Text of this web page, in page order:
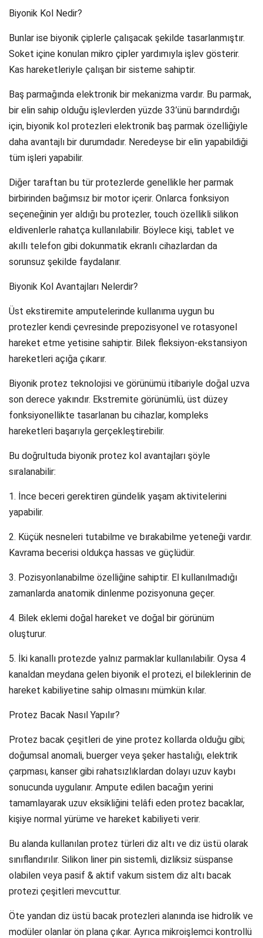
Biyonik Kol Nedir?
Bunlar ise biyonik çiplerle çalışacak şekilde tasarlanmıştır.
Soket içine konulan mikro çipler yardımıyla işlev gösterir.
Kas hareketleriyle çalışan bir sisteme sahiptir.
Baş parmağında elektronik bir mekanizma vardır. Bu parmak,
bir elin sahip olduğu işlevlerden yüzde 33’ünü barındırdığı
için, biyonik kol protezleri elektronik baş parmak özelliğiyle
daha avantajlı bir durumdadır. Neredeyse bir elin yapabildiği
tüm işleri yapabilir.
Diğer taraftan bu tür protezlerde genellikle her parmak
birbirinden bağımsız bir motor içerir. Onlarca fonksiyon
seçeneğinin yer aldığı bu protezler, touch özellikli silikon
eldivenlerle rahatça kullanılabilir. Böylece kişi, tablet ve
akıllı telefon gibi dokunmatik ekranlı cihazlardan da
sorunsuz şekilde faydalanır.
Biyonik Kol Avantajları Nelerdir?
Üst ekstiremite amputelerinde kullanıma uygun bu
protezler kendi çevresinde prepozisyonel ve rotasyonel
hareket etme yetisine sahiptir. Bilek fleksiyon-ekstansiyon
hareketleri açığa çıkarır.
Biyonik protez teknolojisi ve görünümü itibariyle doğal uzva
son derece yakındır. Ekstremite görünümlü, üst düzey
fonksiyonellikte tasarlanan bu cihazlar, kompleks
hareketleri başarıyla gerçekleştirebilir.
Bu doğrultuda biyonik protez kol avantajları şöyle
sıralanabilir:
1. İnce beceri gerektiren gündelik yaşam aktivitelerini
yapabilir.
2. Küçük nesneleri tutabilme ve bırakabilme yeteneği vardır.
Kavrama becerisi oldukça hassas ve güçlüdür.
3. Pozisyonlanabilme özelliğine sahiptir. El kullanılmadığı
zamanlarda anatomik dinlenme pozisyonuna geçer.
4. Bilek eklemi doğal hareket ve doğal bir görünüm
oluşturur.
5. İki kanallı protezde yalnız parmaklar kullanılabilir. Oysa 4
kanaldan meydana gelen biyonik el protezi, el bileklerinin de
hareket kabiliyetine sahip olmasını mümkün kılar.
Protez Bacak Nasıl Yapılır?
Protez bacak çeşitleri de yine protez kollarda olduğu gibi;
doğumsal anomali, buerger veya şeker hastalığı, elektrik
çarpması, kanser gibi rahatsızlıklardan dolayı uzuv kaybı
sonucunda uygulanır. Ampute edilen bacağın yerini
tamamlayarak uzuv eksikliğini telâfi eden protez bacaklar,
kişiye normal yürüme ve hareket kabiliyeti verir.
Bu alanda kullanılan protez türleri diz altı ve diz üstü olarak
sınıflandırılır. Silikon liner pin sistemli, dizliksiz süspanse
olabilen veya pasif & aktif vakum sistem diz altı bacak
protezi çeşitleri mevcuttur.
Öte yandan diz üstü bacak protezleri alanında ise hidrolik ve
modüler olanlar ön plana çıkar. Ayrıca mikroişlemci kontrollü